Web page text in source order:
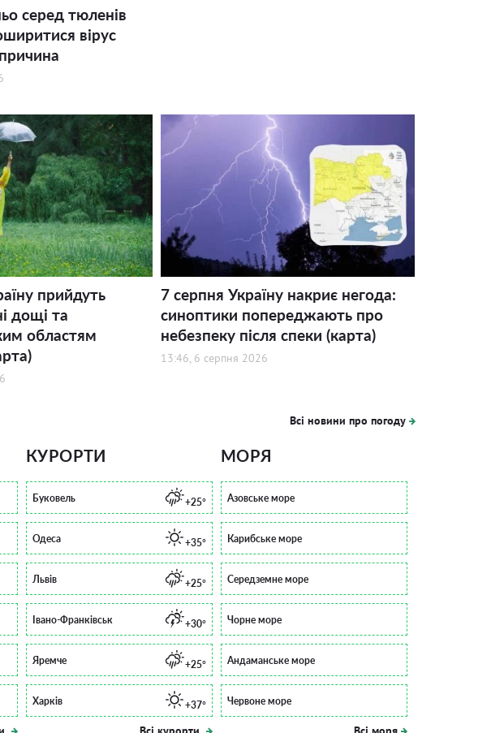
серед тюленів
вірус
прийдуть
дощі та
областям
7 серпня Україну накриє негода:
синоптики попереджають про
небезпеку після спеки (карта)
13:46, 6 серпня 2026
Всі новини про погоду
КУРОРТИ
Буковель +25°
Одеса +35°
Львів +25°
Івано-Франківськ +30°
Яремче +25°
Харків +37°
МОРЯ
Азовське море
Карибське море
Середземне море
Чорне море
Андаманське море
Червоне море